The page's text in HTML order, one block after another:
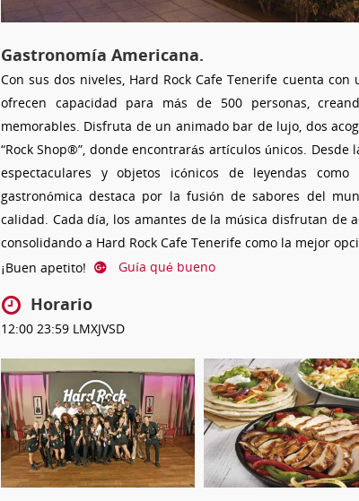
Gastronomía Americana.
Con sus dos niveles, Hard Rock Cafe Tenerife cuenta
ofrecen capacidad para más de 500 personas,
memorables. Disfruta de un animado bar de lujo, dos
“Rock Shop®”, donde encontrarás artículos únicos. Desde
espectaculares y objetos icónicos de leyendas
gastronómica destaca por la fusión de sabores del
calidad. Cada día, los amantes de la música disfrutan de
consolidando a Hard Rock Cafe Tenerife como la mejor
¡Buen apetito!
Guía qué bueno
Horario
12:00 23:59 LMXJVSD